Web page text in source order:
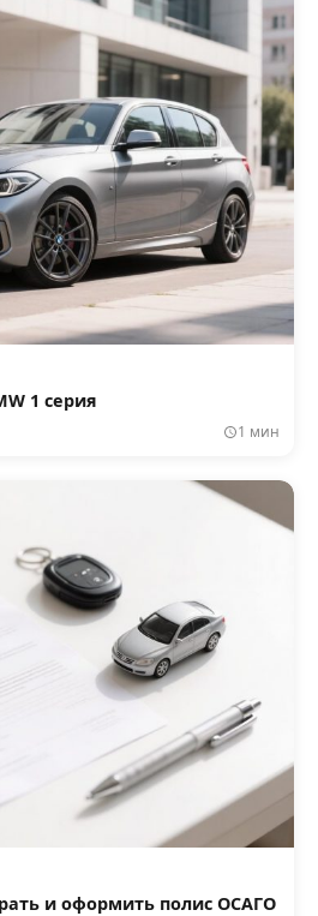
1 серия
1 мин
и оформить полис ОСАГО